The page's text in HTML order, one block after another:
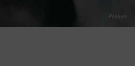
Preken